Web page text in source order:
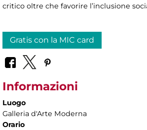
critico oltre che favorire l’inclusione
Gratis con la MIC card
Informazioni
Luogo
Galleria d'Arte Moderna
Orario